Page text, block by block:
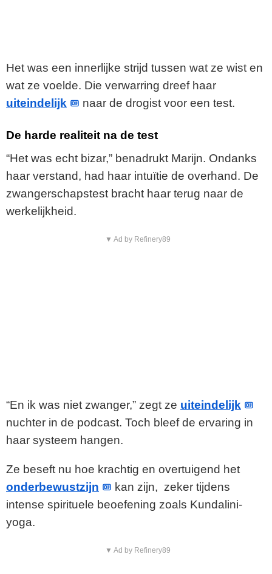
Het was een innerlijke strijd tussen wat ze wist en
wat ze voelde. Die verwarring dreef haar
uiteindelijk
naar de drogist voor een test.
De harde realiteit na de test
“Het was echt bizar,” benadrukt Marijn. Ondanks
haar verstand, had haar intuïtie de overhand. De
zwangerschapstest bracht haar terug naar de
werkelijkheid.
▼ Ad by Refinery89
“En ik was niet zwanger,” zegt ze uiteindelijk
nuchter in de podcast. Toch bleef de ervaring in
haar systeem hangen.
Ze beseft nu hoe krachtig en overtuigend het
onderbewustzijn
kan zijn, zeker tijdens
intense spirituele beoefening zoals Kundalini-
yoga.
▼ Ad by Refinery89